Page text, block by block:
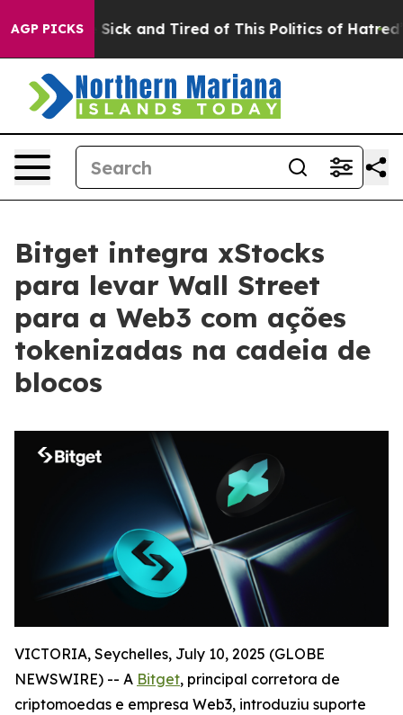
AGP PICKS
Are Sick and Tired of This Politics of Hatred” The
Bitget integra xStocks
para levar Wall Street
para a Web3 com ações
tokenizadas na cadeia de
blocos
VICTORIA, Seychelles, July 10, 2025 (GLOBE
NEWSWIRE) -- A Bitget, principal corretora de
criptomoedas e empresa Web3, introduziu suporte